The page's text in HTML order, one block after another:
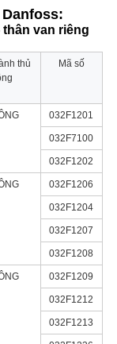
van riêng
thủ
Mã số
032F1201
032F7100
032F1202
032F1206
032F1204
032F1207
032F1208
032F1209
032F1212
032F1213